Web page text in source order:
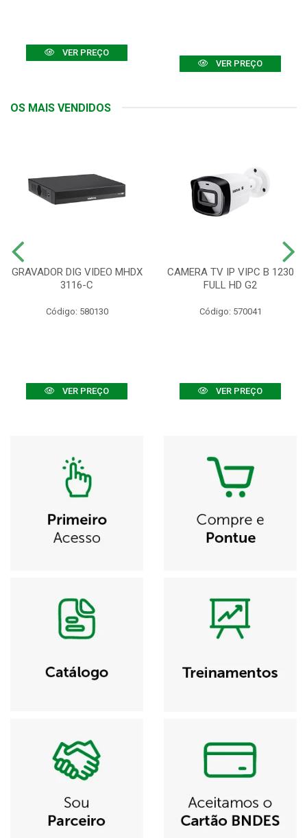
VER PREÇO
VER PREÇO
OS MAIS VENDIDOS
GRAVADOR DIG VIDEO MHDX
3116-C
Código: 580130
VER PREÇO
CAMERA TV IP VIPC B 1230
FULL HD G2
Código: 570041
VER PREÇO